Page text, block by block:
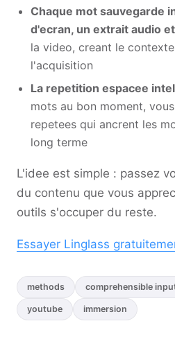
Chaque mot sauvegarde
d'ecran, un extrait audio
la video, creant le
l'acquisition
La repetition espacee
mots au bon moment,
repetees qui ancrent les
long terme
L'idee est simple : passez
du contenu que vous
outils s'occuper du reste.
Essayer Linglass
methods comprehensible
youtube immersion